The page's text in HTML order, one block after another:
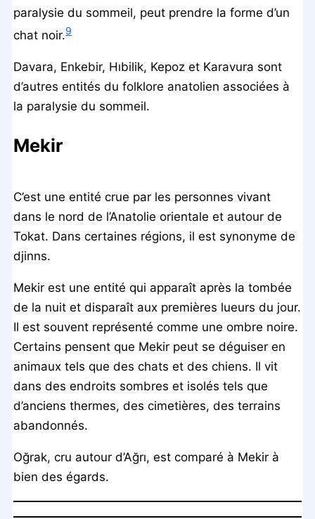
paralysie du sommeil, peut prendre la forme d’un
chat noir.9
Davara, Enkebir, Hıbilik, Kepoz et Karavura sont
d’autres entités du folklore anatolien associées à
la paralysie du sommeil.
Mekir
C’est une entité crue par les personnes vivant
dans le nord de l’Anatolie orientale et autour de
Tokat. Dans certaines régions, il est synonyme de
djinns.
Mekir est une entité qui apparaît après la tombée
de la nuit et disparaît aux premières lueurs du jour.
Il est souvent représenté comme une ombre noire.
Certains pensent que Mekir peut se déguiser en
animaux tels que des chats et des chiens. Il vit
dans des endroits sombres et isolés tels que
d’anciens thermes, des cimetières, des terrains
abandonnés.
Oğrak, cru autour d’Ağrı, est comparé à Mekir à
bien des égards.